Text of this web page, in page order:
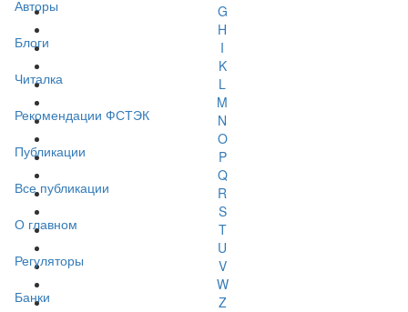
Авторы
Блоги
Читалка
Рекомендации ФСТЭК
Публикации
Все публикации
О главном
Регуляторы
Банки
G
H
I
K
L
M
N
O
P
Q
R
S
T
U
V
W
Z